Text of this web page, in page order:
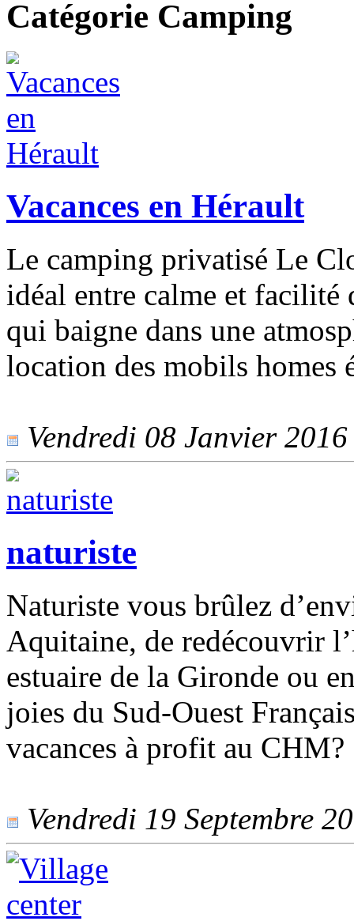
Catégorie Camping
Vacances en Hérault
Le camping privatisé Le
idéal entre calme et facilité
qui baigne dans une
location des mobils homes
Vendredi 08 Janvier
naturiste
Naturiste vous brûlez
Aquitaine, de redécouvrir
estuaire de la Gironde ou
joies du Sud-Ouest
vacances à profit au CHM?
Vendredi 19 Septembre